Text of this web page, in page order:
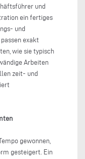
und
ein fertiges
und
exakt
wie sie typisch
Arbeiten
zeit- und
gewonnen,
gesteigert. Ein